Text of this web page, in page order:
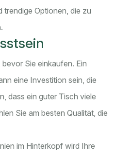
trendige Optionen, die zu
Sie einkaufen. Ein
eine Investition sein, die
dass ein guter Tisch viele
Sie am besten Qualität, die
im Hinterkopf wird Ihre